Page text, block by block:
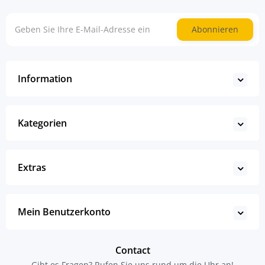
Abonnieren
Information
Kategorien
Extras
Mein Benutzerkonto
Contact